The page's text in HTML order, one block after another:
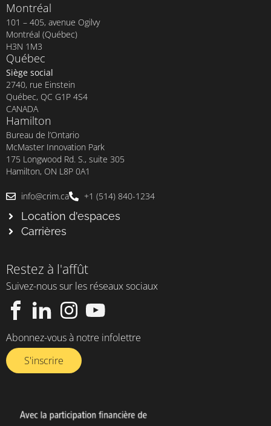
Montréal
101 – 405, avenue Ogilvy
Montréal (Québec)
H3N 1M3
Québec
Siège social
2740, rue Einstein
Québec, QC G1P 4S4
CANADA
Hamilton
Bureau de l’Ontario
McMaster Innovation Park
175 Longwood Rd. S., suite 305
Hamilton, ON L8P 0A1
info@crim.ca +1 (514) 840-1234
Location d'espaces
Carrières
Restez à l'affût
Suivez-nous sur les réseaux sociaux
Abonnez-vous à notre infolettre​
S'inscrire